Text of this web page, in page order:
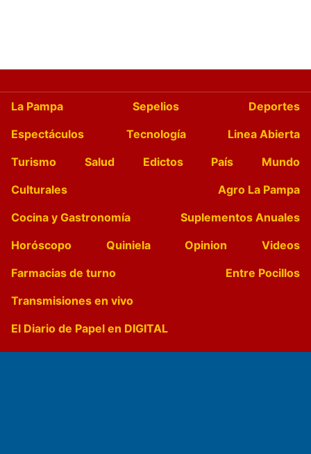
La Pampa Sepelios
Deportes
Espectáculos
Tecnología
Linea Abierta
Turismo
Salud Edictos País
Mundo
Culturales
Agro La Pampa
Cocina y Gastronomía
Suplementos Anuales
Horóscopo
Quiniela Opinion
Videos
Farmacias de turno
Entre Pocillos
Transmisiones en vivo
El Diario de Papel en DIGITAL